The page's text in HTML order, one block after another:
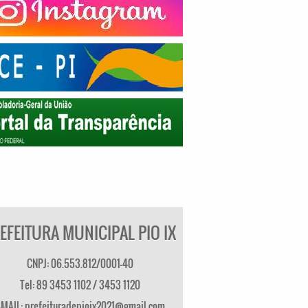
MUNICIPAL PIO IX
CNPJ: 06.553.812/0001-40
Tel: 89 3453 1102 / 3453 1120